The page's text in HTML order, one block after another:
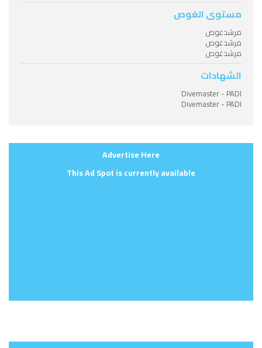
مستوى الغوص
مرشدغوص
مرشدغوص
مرشدغوص
الشهادات
Divemaster - PADI
Divemaster - PADI
Advertise Here
This Ad Spot is currently available